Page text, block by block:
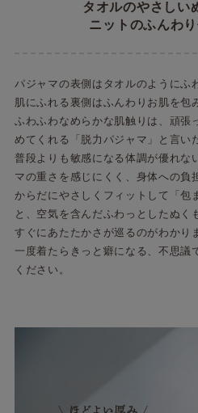
タオルのやさしい
ニットのふんわ
パジャマの表側はタオルのようにふ
肌にふれる裏側はふんわりお肌を包
ふわふわなめらかな肌触りは、頑張
めてくれる「脱力パジャマ」と言い
普段よりも敏感になる体調が優れな
マの重さを感じにくく、身体への負
からだにやさしくフィットして「包
と、空気を含んだふわっとしたぬく
すぐにあたたかさが巡るのがわかり
一度着たらきっと癖になる、不思議
ください。